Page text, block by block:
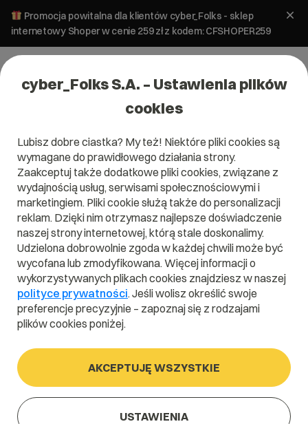
Promocja powitalna dla klientów cyber_Folks - sklep
internetowy Shoper w cenie 259 zł z kodem: CFSHOPER259
Bezpieczeństwo WordPress
Krytyczna luka we wtyczce Kirki –
przejęcie konta administratora
WordPress
19 czerwca 2026 ok.5min
cyber_Folks S.A. – Ustawienia plików
cookies
Lubisz dobre ciastka? My też! Niektóre pliki cookies są
wymagane do prawidłowego działania strony.
Zaakceptuj także dodatkowe pliki cookies, związane z
wydajnością usług, serwisami społecznościowymi i
marketingiem. Pliki cookie służą także do personalizacji
reklam. Dzięki nim otrzymasz najlepsze doświadczenie
naszej strony internetowej, którą stale doskonalimy.
Udzielona dobrowolnie zgoda w każdej chwili może być
wycofana lub zmodyfikowana. Więcej informacji o
wykorzystywanych plikach cookies znajdziesz w naszej
polityce prywatności. Jeśli wolisz określić swoje
preferencje precyzyjnie – zapoznaj się z rodzajami
plików cookies poniżej.
AKCEPTUJĘ WSZYSTKIE
USTAWIENIA